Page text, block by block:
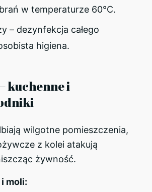
w temperaturze 60°C.
– dezynfekcja całego
higiena.
kuchenne i
wilgotne pomieszczenia,
z kolei atakują
żywność.
moli: